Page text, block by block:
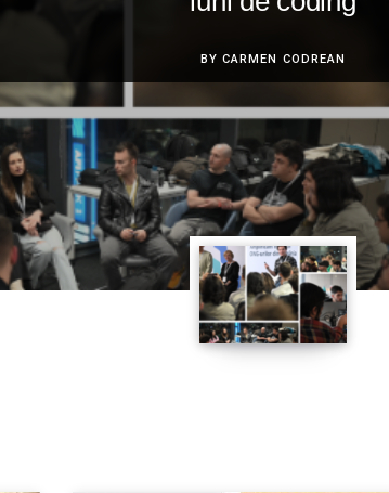
BY CARMEN CODREAN